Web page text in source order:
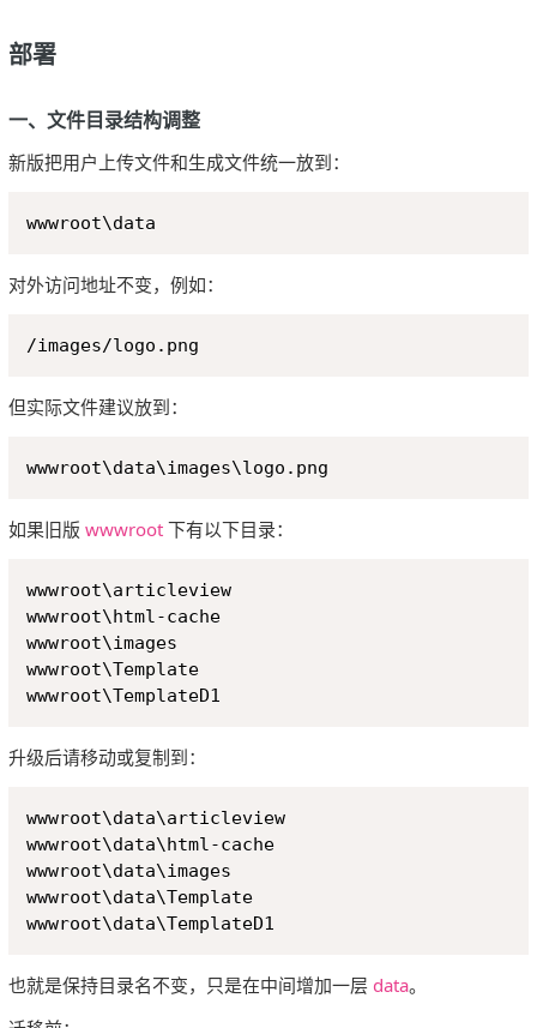
部署
一、文件目录结构调整
新版把用户上传文件和生成文件统一放到：
对外访问地址不变，例如：
但实际文件建议放到：
如果旧版 wwwroot 下有以下目录：
wwwroot\articleview
wwwroot\html-cache
wwwroot\images
wwwroot\Template
升级后请移动或复制到：
wwwroot\data\articleview
wwwroot\data\html-cache
wwwroot\data\images
wwwroot\data\Template
也就是保持目录名不变，只是在中间增加一层 data。